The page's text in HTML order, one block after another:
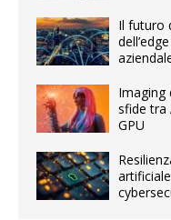
Il futuro
Imaging
sfide tra
GPU